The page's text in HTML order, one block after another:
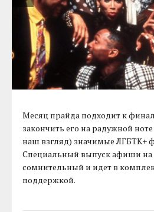
Месяц прайда подходит к
закончить его на радужной
наш взгляд) значимые ЛГБТК+
Специальный выпуск афиши на
сомнительный и идет в
поддержкой.